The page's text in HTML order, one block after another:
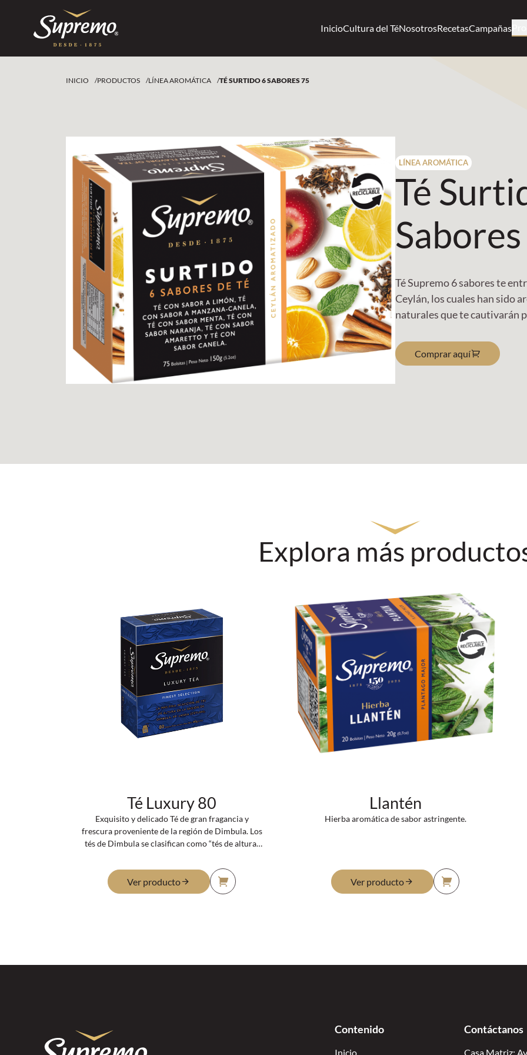
InicioCultura del TéNosotrosRecetasCampañas
INICIO /PRODUCTOS /LÍNEA AROMÁTICA /TÉ SURTIDO 6 SABORES 75
LÍNEA AROMÁTICA
Té
Té Supremo 6 sabores te
Ceylán, los cuales han sido
naturales que te cautivarán
Comprar aquí
Explora más
Té Luxury 80
Exquisito y delicado Té de gran fragancia y
frescura proveniente de la región de Dimbula. Los
tés de Dimbula se clasifican como “tés de altura”
encuentran entre los 1250m y los 1600 m de
altura. El clima de esta región es húmedo y
brumoso y sus mejores tés son cosechados entre
Ver producto
Llantén
Hierba aromática de sabor astringente.
Ver producto
Contenido
Inicio
Contáctanos
Casa Matriz: